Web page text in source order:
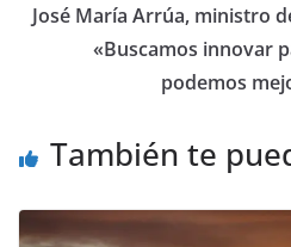
José María Arrúa, ministro
«Buscamos innovar
podemos
También te